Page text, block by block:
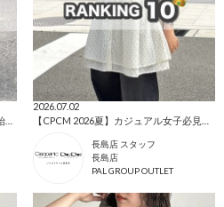
2026.07.02
長島店 スタッフ
長島店
PAL GROUP OUTLET